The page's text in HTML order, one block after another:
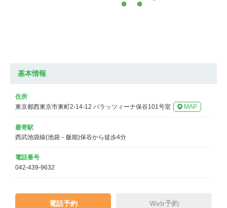
基本情報
住所
東京都西東京市東町2-14-12 パラッツィーナ保谷101号室
MAP
最寄駅
西武池袋線(池袋－飯能)保谷から徒歩4分
電話番号
042-439-9632
電話予約 Web予約